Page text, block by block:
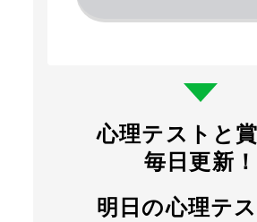
心理テストと
毎日更新！
明日の心理テ